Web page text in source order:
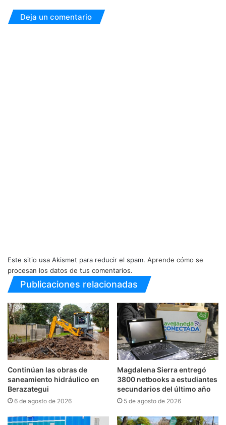
Deja un comentario
Este sitio usa Akismet para reducir el spam. Aprende cómo se
procesan los datos de tus comentarios.
Publicaciones relacionadas
Continúan las obras de
saneamiento hidráulico en
Berazategui
6 de agosto de 2026
Magdalena Sierra entregó
3800 netbooks a estudiantes
secundarios del último año
5 de agosto de 2026